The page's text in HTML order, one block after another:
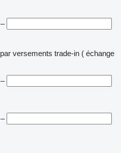
–
par versements trade-in ( échange
–
–